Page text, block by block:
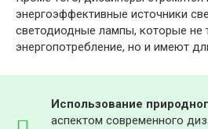
энергоэффективные источники
светодиодные лампы, которые не
энергопотребление, но и имеют
Использование
аспектом современного